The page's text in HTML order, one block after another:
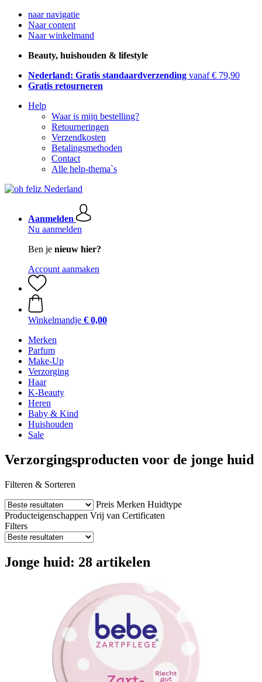
naar navigatie
Naar content
Naar winkelmand
Beauty, huishouden & lifestyle
Nederland: Gratis standaardverzending vanaf € 79,90
Gratis retourneren
Help
Waar is mijn bestelling?
Retourneringen
Verzendkosten
Betalingsmethoden
Contact
Alle help-thema`s
Aanmelden
Nu aanmelden
Ben je nieuw hier?
Account aanmaken
Winkelmandje € 0,00
Merken
Parfum
Make-Up
Verzorging
Haar
K-Beauty
Heren
Baby & Kind
Huishouden
Sale
Verzorgingsproducten voor de jonge huid
Filteren & Sorteren
Preis Merken Huidtype
Producteigenschappen Vrij van Certificaten
Filters
Jonge huid: 28 artikelen